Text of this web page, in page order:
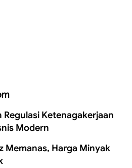
Regulasi Ketenagakerjaan
Modern
Memanas, Harga Minyak